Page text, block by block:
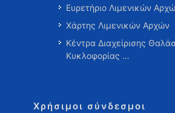
Ευρετήριο Λιμενικών
Χάρτης Λιμενικών Αρχών
Κέντρα Διαχείρισης
Κυκλοφορίας …
Χρήσιμοι σύνδεσμοι